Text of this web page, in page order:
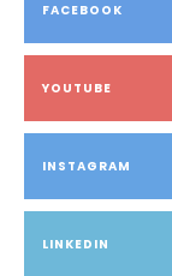
FACEBOOK
YOUTUBE
INSTAGRAM
LINKEDIN